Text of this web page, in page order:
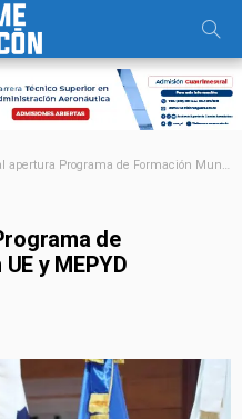
Programa de Formación Municipal con UE y MEPYD
de
y MEPYD